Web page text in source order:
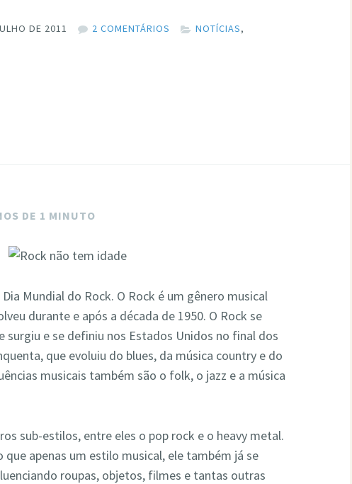
DE 2011 2 COMENTÁRIOS NOTÍCIAS,
DE 1 MINUTO
Mundial do Rock. O Rock é um gênero musical
durante e após a década de 1950. O Rock se
surgiu e se definiu nos Estados Unidos no final dos
que evoluiu do blues, da música country e do
musicais também são o folk, o jazz e a música
sub-estilos, entre eles o pop rock e o heavy metal.
que apenas um estilo musical, ele também já se
roupas, objetos, filmes e tantas outras